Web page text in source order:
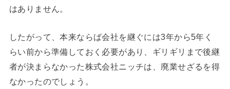
はありません。
したがって、本来ならば会社を継ぐには3年から5年く
らい前から準備しておく必要があり、ギリギリまで後継
者が決まらなかった株式会社ニッチは、廃業せざるを得
なかったのでしょう。